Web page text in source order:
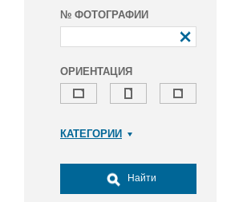
№ ФОТОГРАФИИ
ОРИЕНТАЦИЯ
КАТЕГОРИИ
Досуг, туризм и отдых
Культура
Найти